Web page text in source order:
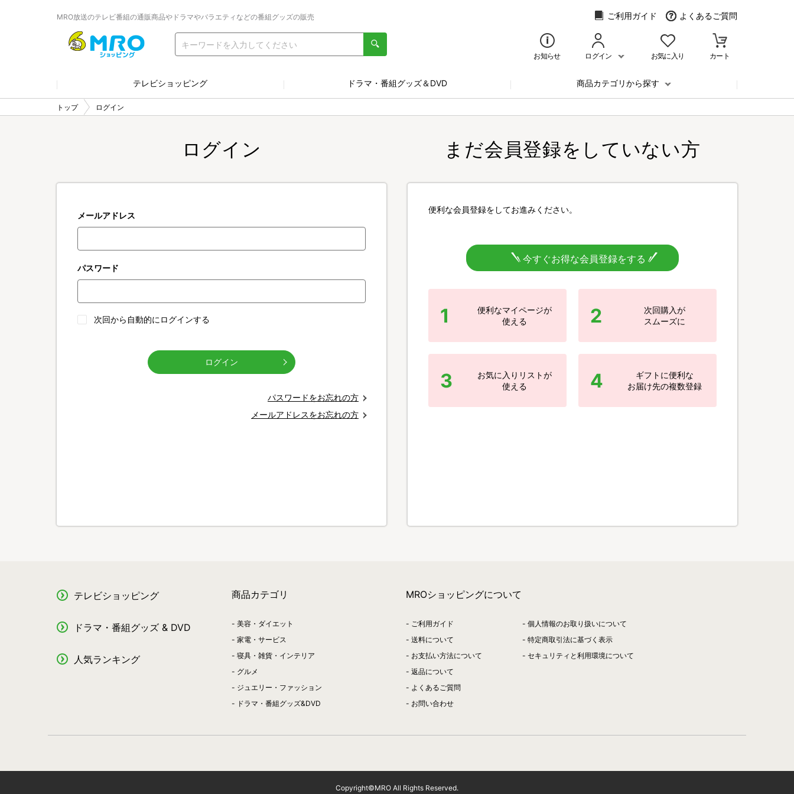
MRO放送のテレビ番組の通販商品やドラマやバラエティなどの番組グッズの販売 ご利用ガイド よくあるご質問
お知らせ ログイン お気に入り カート
テレビショッピング ドラマ・番組グッズ＆DVD 商品カテゴリから探す
トップ ログイン
ログイン
メールアドレス
パスワード
次回から自動的にログインする
ログイン
パスワードをお忘れの方
メールアドレスをお忘れの方
まだ会員登録をしていない方
便利な会員登録をしてお進みください。
今すぐお得な会員登録をする
1
便利なマイページが
使える
2
次回購入が
スムーズに
3
お気に入りリストが
使える
4
ギフトに便利な
お届け先の複数登録
テレビショッピング
ドラマ・番組グッズ & DVD
人気ランキング
商品カテゴリ
美容・ダイエット
家電・サービス
寝具・雑貨・インテリア
グルメ
ジュエリー・ファッション
ドラマ・番組グッズ&DVD
MROショッピングについて
ご利用ガイド
送料について
お支払い方法について
返品について
よくあるご質問
お問い合わせ
個人情報のお取り扱いについて
特定商取引法に基づく表示
セキュリティと利用環境について
Copyright©MRO All Rights Reserved.